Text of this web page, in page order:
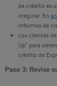
de crédito es
irregular. En
informes de
Los clientes de
Up® para
crédito de
Paso 3: Revise